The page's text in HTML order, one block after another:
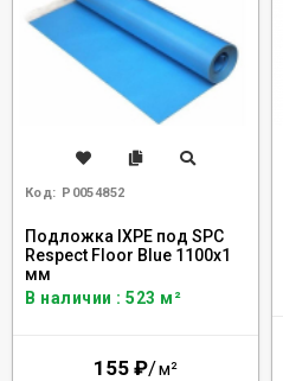
Код: Р0054852
Подложка IXPE под SPC
Respect Floor Blue 1100х1
мм
В наличии : 523 м²
155 ₽/м²